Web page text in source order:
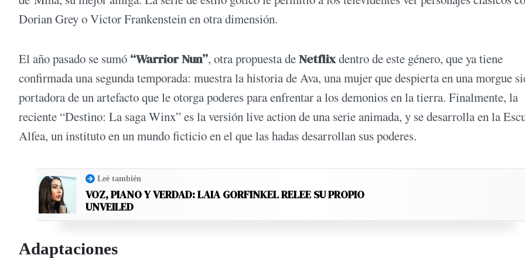
Dorian Grey o Victor Frankenstein en otra dimensión.
El año pasado se sumó “Warrior Nun”, otra propuesta deNetflixdentro de este género, que ya tiene
confirmada una segunda temporada: muestra la historia de Ava, una mujer que despierta en una morgue
portadora de un artefacto que le otorga poderes para enfrentar a los demonios en la tierra. Finalmente, la
reciente “Destino: La saga Winx” es la versión live action de una serie animada, y se desarrolla en la
Alfea, un instituto en un mundo ficticio en el que las hadas desarrollan sus poderes.
Leé también
VOZ, PIANO Y VERDAD: LAIA GORFINKEL RELEE SU PROPIO
UNVEILED
Adaptaciones